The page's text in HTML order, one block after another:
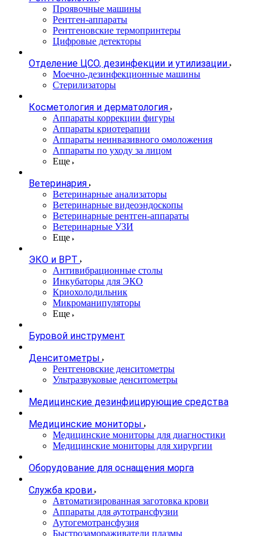
Проявочные машины
Рентген-аппараты
Рентгеновские термопринтеры
Цифровые детекторы
Отделение ЦСО, дезинфекции и утилизации
Моечно-дезинфекционные машины
Стерилизаторы
Косметология и дерматология
Аппараты коррекции фигуры
Аппараты криотерапии
Аппараты неинвазивного омоложения
Аппараты по уходу за лицом
Еще
Ветеринария
Ветеринарные анализаторы
Ветеринарные видеоэндоскопы
Ветеринарные рентген-аппараты
Ветеринарные УЗИ
Еще
ЭКО и ВРТ
Антивибрационные столы
Инкубаторы для ЭКО
Криохолодильник
Микроманипуляторы
Еще
Буровой инструмент
Денситометры
Рентгеновские денситометры
Ультразвуковые денситометры
Медицинские дезинфицирующие средства
Медицинские мониторы
Медицинские мониторы для диагностики
Медицинские мониторы для хирургии
Оборудование для оснащения морга
Служба крови
Автоматизированная заготовка крови
Аппараты для аутотрансфузии
Аутогемотрансфузия
Быстрозамораживатели плазмы